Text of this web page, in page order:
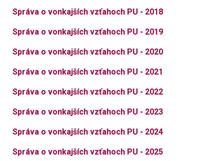
Správa o vonkajších vzťahoch PU - 2018
Správa o vonkajších vzťahoch PU - 2019
Správa o vonkajších vzťahoch PU - 2020
Správa o vonkajších vzťahoch PU - 2021
Správa o vonkajších vzťahoch PU - 2022
Správa o vonkajších vzťahoch PU - 2023
Správa o vonkajších vzťahoch PU - 2024
Správa o vonkajších vzťahoch PU - 2025